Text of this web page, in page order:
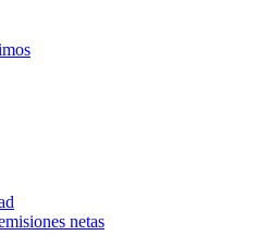
netas